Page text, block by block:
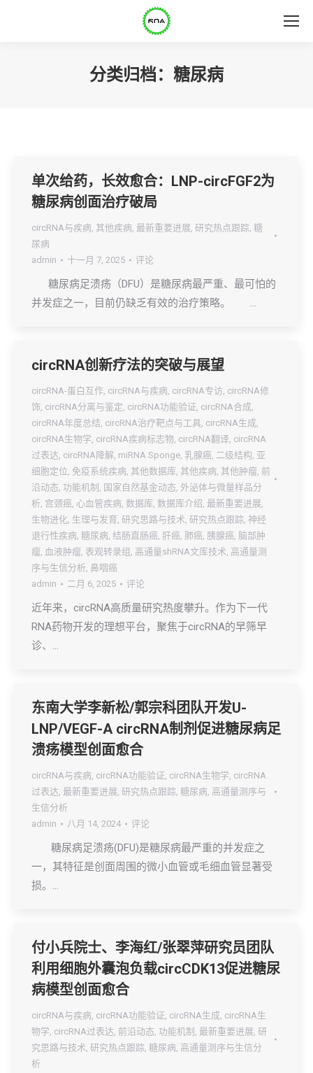
分类归档： 糖尿病
单次给药，长效愈合：LNP-circFGF2为
糖尿病创面治疗破局
circRNA与疾病, 其他疾病, 最新重要进展, 研究热点跟踪, 糖
尿病
admin
十一月 7, 2025 评论
糖尿病足溃疡（DFU）是糖尿病最严重、最可怕的
并发症之一，目前仍缺乏有效的治疗策略。 …
circRNA创新疗法的突破与展望
circRNA-蛋白互作, circRNA与疾病, circRNA专访, circRNA修
饰, circRNA分离与鉴定, circRNA功能验证, circRNA合成,
circRNA年度总结, circRNA治疗靶点与工具, circRNA生成,
circRNA生物学, circRNA疾病标志物, circRNA翻译, circRNA
过表达, circRNA降解, miRNA Sponge, 乳腺癌, 二级结构, 亚
细胞定位, 免疫系统疾病, 其他数据库, 其他疾病, 其他肿瘤, 前
沿动态, 功能机制 , 国家自然基金动态, 外泌体与微量样品分
析, 宫颈癌, 心血管疾病, 数据库, 数据库介绍, 最新重要进展,
生物进化, 生理与发育, 研究思路与技术, 研究热点跟踪, 神经
退行性疾病, 糖尿病, 结肠直肠癌, 肝癌, 肺癌, 胰腺癌, 脑部肿
瘤, 血液肿瘤, 表观转录组 , 高通量shRNA文库技术, 高通量测
序与生信分析, 鼻咽癌
admin
二月 6, 2025 评论
近年来，circRNA高质量研究热度攀升。作为下一代
RNA药物开发的理想平台，聚焦于circRNA的早筛早
诊、…
东南大学李新松/郭宗科团队开发U-
LNP/VEGF-A circRNA制剂促进糖尿病足
溃疡模型创面愈合
circRNA与疾病, circRNA功能验证, circRNA生物学, circRNA
过表达, 最新重要进展, 研究热点跟踪, 糖尿病, 高通量测序与
生信分析
admin
八月 14, 2024 评论
糖尿病足溃疡(DFU)是糖尿病最严重的并发症之
一，其特征是创面周围的微小血管或毛细血管显著受
损。…
付小兵院士、李海红/张翠萍研究员团队
利用细胞外囊泡负载circCDK13促进糖尿
病模型创面愈合
circRNA与疾病, circRNA功能验证, circRNA生成, circRNA生
物学, circRNA过表达, 前沿动态, 功能机制 , 最新重要进展, 研
究思路与技术, 研究热点跟踪, 糖尿病, 高通量测序与生信分
析